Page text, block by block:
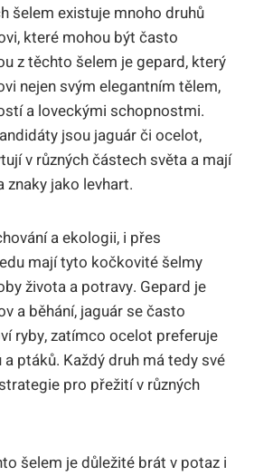
šelem existuje mnoho druhů
které mohou být často
z těchto šelem je gepard, který
nejen svým elegantním tělem,
a loveckými schopnostmi.
jsou jaguár či ocelot,
v různých částech světa a mají
znaky jako levhart.
a ekologii, i přes
mají tyto kočkovité šelmy
života a potravy. Gepard je
a běhání, jaguár se často
ryby, zatímco ocelot preferuje
ptáků. Každý druh má tedy své
pro přežití v různých
šelem je důležité brát v potaz i